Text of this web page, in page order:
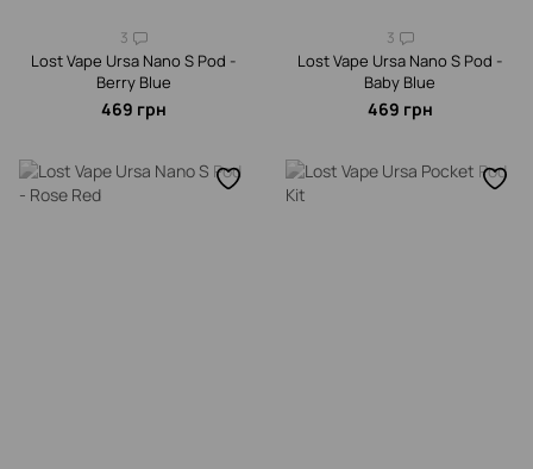
3
Lost Vape Ursa Nano S Pod -
Berry Blue
469 грн
3
Lost Vape Ursa Nano S Pod -
Baby Blue
469 грн